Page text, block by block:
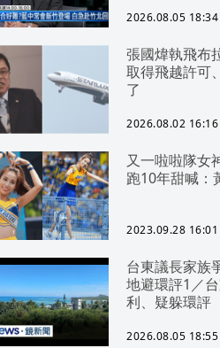
2026.08.05 18:34
張國煒執飛布
取得飛越許
了
2026.08.02 16:16
又一啦啦隊
跑10年甜喊：
2023.09.28 16:01
台東議長家
地避環評1／
利、疑躲環評
2026.08.05 18:55